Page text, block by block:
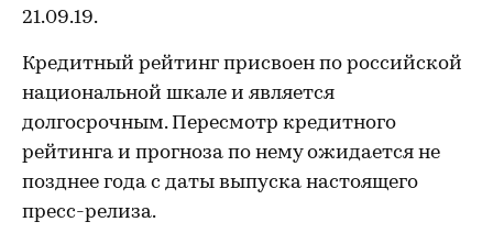
21.09.19.
Кредитный рейтинг присвоен по российской
национальной шкале и является
долгосрочным. Пересмотр кредитного
рейтинга и прогноза по нему ожидается не
позднее года с даты выпуска настоящего
пресс-релиза.